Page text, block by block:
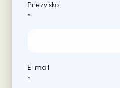
Priezvisko
*
E-mail
*